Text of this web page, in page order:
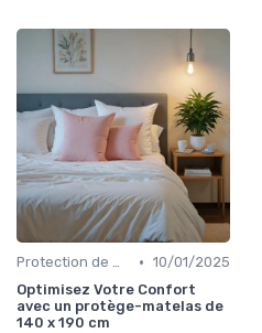
Protection de matelas • 10/01/2025
Optimisez Votre Confort
avec un protège-matelas de
140 x 190 cm